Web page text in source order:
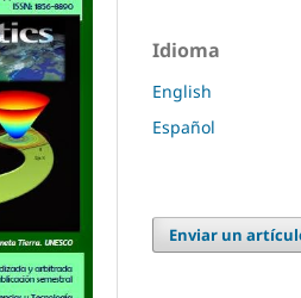
Idioma
English
Español
Enviar un